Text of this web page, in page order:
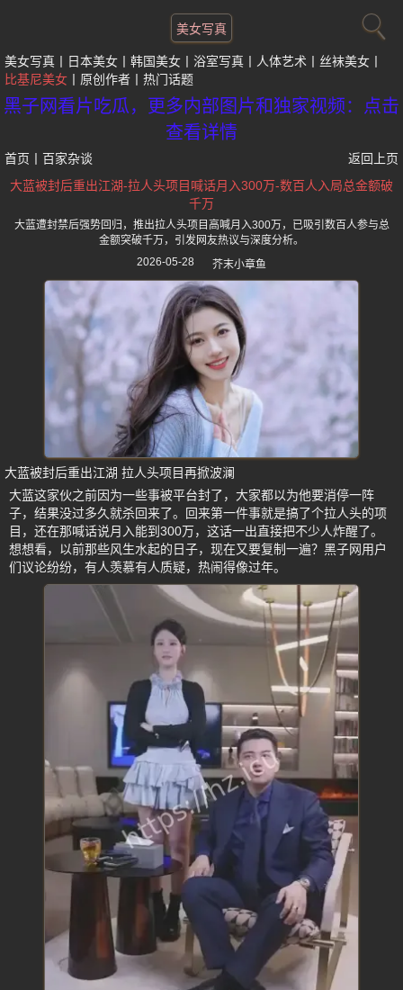
美女写真
美女写真 日本美女 韩国美女 浴室写真 人体艺术
丝袜美女
比基尼美女
原创作者 热门话题
黑子网看片吃瓜，更多内部图片和独家视频：点击
查看详情
首页 百家杂谈
返回上页
大蓝被封后重出江湖-拉人头项目喊话月入300万-数百人入局总金额破
千万
大蓝遭封禁后强势回归，推出拉人头项目高喊月入300万，已吸引数百人参与总
金额突破千万，引发网友热议与深度分析。
2026-05-28
芥末小章鱼
大蓝被封后重出江湖 拉人头项目再掀波澜
大蓝这家伙之前因为一些事被平台封了，大家都以为他要消停一阵
子，结果没过多久就杀回来了。回来第一件事就是搞了个拉人头的项
目，还在那喊话说月入能到300万，这话一出直接把不少人炸醒了。
想想看，以前那些风生水起的日子，现在又要复制一遍？黑子网用户
们议论纷纷，有人羡慕有人质疑，热闹得像过年。